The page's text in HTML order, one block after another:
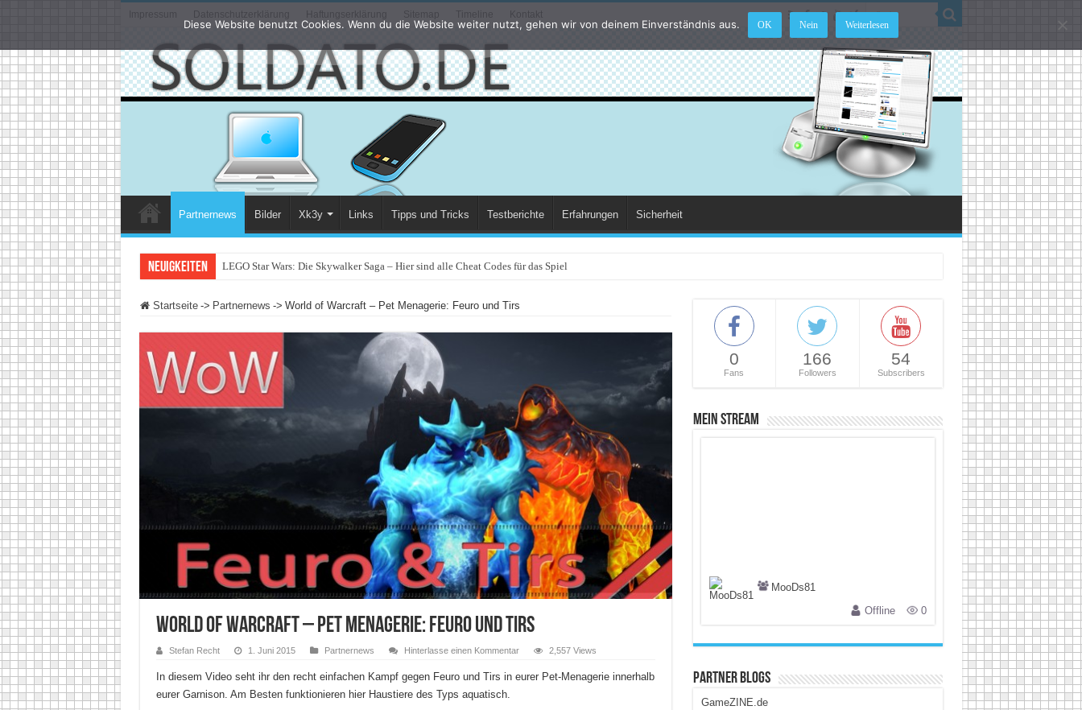
Impressum Datenschutzerklärung Haftungserklärung Sitemap Timeline Kontakt
Partnernews Bilder Xk3y Links Tipps und Tricks Testberichte Erfahrungen Sicherheit
Neuigkeiten LEGO Star Wars: Die Skywalker Saga – Hier sind alle Cheat Codes für das Spiel
Startseite -> Partnernews -> World of Warcraft – Pet Menagerie: Feuro und Tirs
World of Warcraft – Pet Menagerie: Feuro und Tirs
Stefan Recht 1. Juni 2015 Partnernews Hinterlasse einen Kommentar 2,557 Views
In diesem Video seht ihr den recht einfachen Kampf gegen Feuro und Tirs in eurer Pet-Menagerie innerhalb
eurer Garnison. Am Besten funktionieren hier Haustiere des Typs aquatisch.
0
Fans
166
Followers
54
Subscribers
Mein Stream
MooDs81
Offline
0
Partner Blogs
GameZINE.de
Diese Website benutzt Cookies. Wenn du die Website weiter nutzt, gehen wir von deinem Einverständnis aus. OK Nein Weiterlesen